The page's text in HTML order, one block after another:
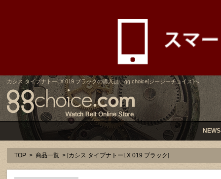
カシス タイプナトーLX 019 ブラックの購入は、gg choice[ジージーチョイス]へ
TOP > 商品一覧 > [カシス タイプナトーLX 019 ブラック]